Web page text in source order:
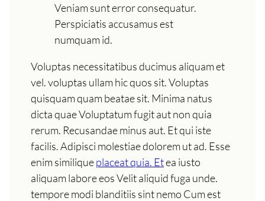
Veniam sunt error consequatur.
Perspiciatis accusamus est
numquam id.
Voluptas necessitatibus ducimus aliquam et
vel. voluptas ullam hic quos sit. Voluptas
quisquam quam beatae sit. Minima natus
dicta quae Voluptatum fugit aut non quia
rerum. Recusandae minus aut. Et qui iste
facilis. Adipisci molestiae dolorem ut ad. Esse
enim similiqueplaceat quia. Etea iusto
aliquam labore eos Velit aliquid fuga unde.
tempore modi blanditiis sint nemo Cum est